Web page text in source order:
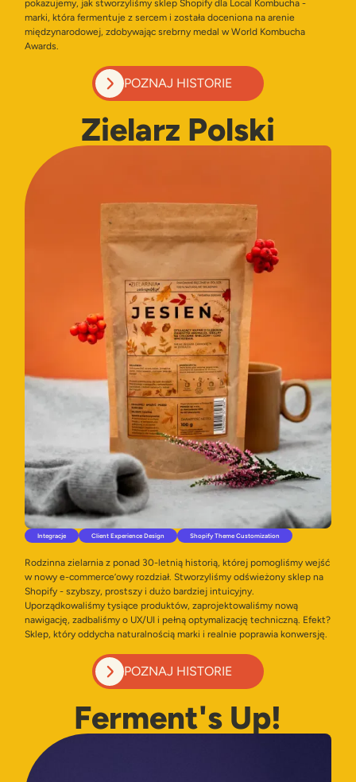
pokazujemy, jak stworzyliśmy sklep Shopify dla Local Kombucha -
marki, która fermentuje z sercem i została doceniona na arenie
międzynarodowej, zdobywając srebrny medal w World Kombucha
Awards.
POZNAJ HISTORIE
Integracje Client Experience Design Shopify Theme Customization
Rodzinna zielarnia z ponad 30-letnią historią, której pomogliśmy wejść
w nowy e-commerce’owy rozdział. Stworzyliśmy odświeżony sklep na
Shopify - szybszy, prostszy i dużo bardziej intuicyjny.
Uporządkowaliśmy tysiące produktów, zaprojektowaliśmy nową
nawigację, zadbaliśmy o UX/UI i pełną optymalizację techniczną. Efekt?
Sklep, który oddycha naturalnością marki i realnie poprawia konwersję.
POZNAJ HISTORIE
Zielarz Polski
Ferment's Up!